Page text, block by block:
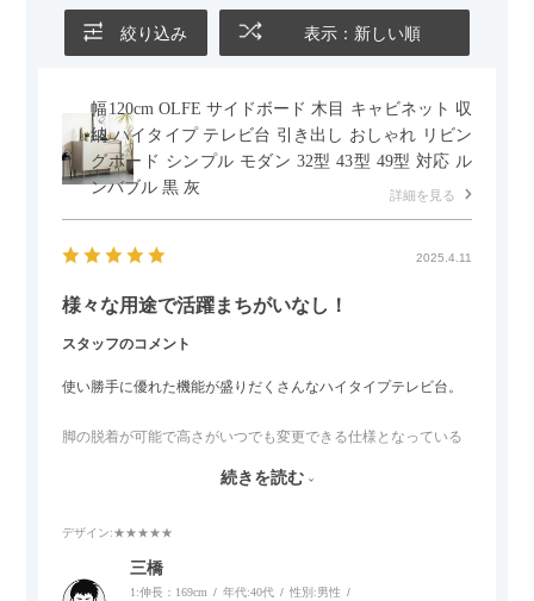
絞り込み 表示：新しい順
幅120cm OLFE サイドボード 木目 キャビネット 収
納 ハイタイプ テレビ台 引き出し おしゃれ リビン
グボード シンプル モダン 32型 43型 49型 対応 ル
ンバブル 黒 灰
詳細を見る
2025.4.11
様々な用途で活躍まちがいなし！
スタッフのコメント
使い勝手に優れた機能が盛りだくさんなハイタイプテレビ台。
脚の脱着が可能で高さがいつでも変更できる仕様となっている
また、補助テーブルとして使用可能なスライドテーブルや収納
内部にもプリンターなどが置けるスライド棚板がついているの
でテレビ台以外にもオフィスなどでの収納家具やリビングでの
続きを読む
デザイン:★★★★★
三橋
1:伸長：169cm 年代:40代 性別:男性